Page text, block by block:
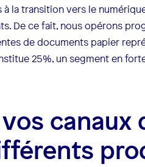
la transition vers le
De ce fait, nous opérons
de documents papier
25%, un segment en